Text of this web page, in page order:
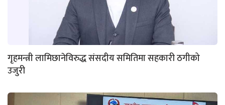
गृहमन्त्री लामिछानेविरुद्ध संसदीय समितिमा सहकारी ठगीको
उजुरी